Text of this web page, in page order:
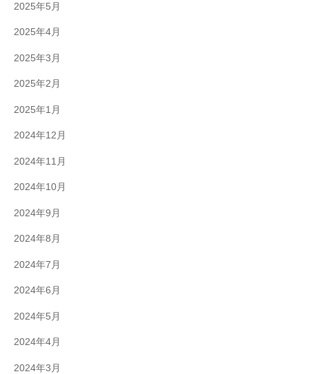
2025年5月
2025年4月
2025年3月
2025年2月
2025年1月
2024年12月
2024年11月
2024年10月
2024年9月
2024年8月
2024年7月
2024年6月
2024年5月
2024年4月
2024年3月